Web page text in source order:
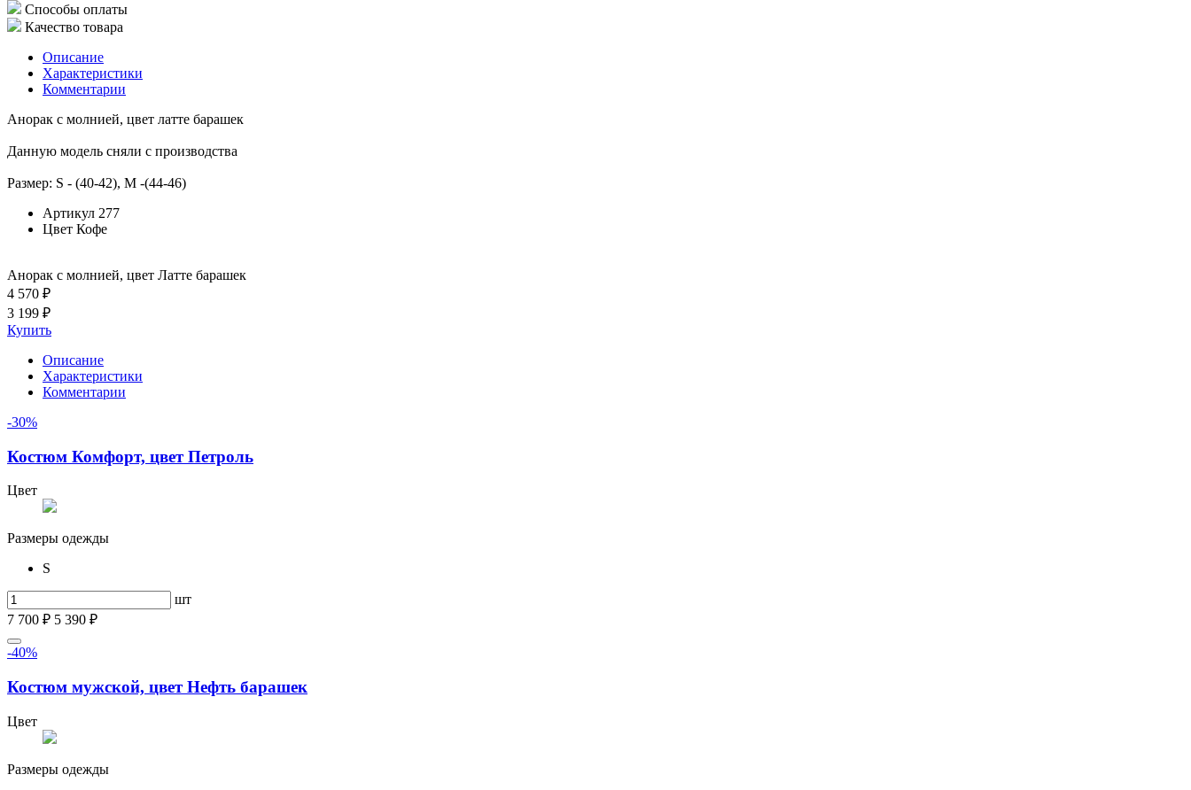
Способы оплаты
Качество товара
Описание
Характеристики
Комментарии
Анорак с молнией, цвет латте барашек
Данную модель сняли с производства
Размер: S - (40-42), М -(44-46)
Артикул 277
Цвет Кофе
Анорак с молнией, цвет Латте барашек
4 570 ₽
3 199 ₽
Купить
Описание
Характеристики
Комментарии
-30%
Костюм Комфорт, цвет Петроль
Цвет
Размеры одежды
S
шт
7 700 ₽ 5 390 ₽
-40%
Костюм мужской, цвет Нефть барашек
Цвет
Размеры одежды